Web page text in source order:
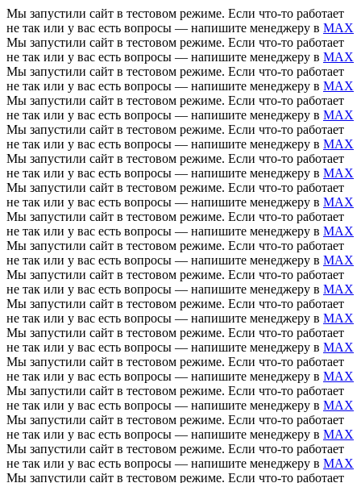
Мы запустили сайт в тестовом режиме. Если что-то работает
не так или у вас есть вопросы — напишите менеджеру в MAX
Мы запустили сайт в тестовом режиме. Если что-то работает
не так или у вас есть вопросы — напишите менеджеру в MAX
Мы запустили сайт в тестовом режиме. Если что-то работает
не так или у вас есть вопросы — напишите менеджеру в MAX
Мы запустили сайт в тестовом режиме. Если что-то работает
не так или у вас есть вопросы — напишите менеджеру в MAX
Мы запустили сайт в тестовом режиме. Если что-то работает
не так или у вас есть вопросы — напишите менеджеру в MAX
Мы запустили сайт в тестовом режиме. Если что-то работает
не так или у вас есть вопросы — напишите менеджеру в MAX
Мы запустили сайт в тестовом режиме. Если что-то работает
не так или у вас есть вопросы — напишите менеджеру в MAX
Мы запустили сайт в тестовом режиме. Если что-то работает
не так или у вас есть вопросы — напишите менеджеру в MAX
Мы запустили сайт в тестовом режиме. Если что-то работает
не так или у вас есть вопросы — напишите менеджеру в MAX
Мы запустили сайт в тестовом режиме. Если что-то работает
не так или у вас есть вопросы — напишите менеджеру в MAX
Мы запустили сайт в тестовом режиме. Если что-то работает
не так или у вас есть вопросы — напишите менеджеру в MAX
Мы запустили сайт в тестовом режиме. Если что-то работает
не так или у вас есть вопросы — напишите менеджеру в MAX
Мы запустили сайт в тестовом режиме. Если что-то работает
не так или у вас есть вопросы — напишите менеджеру в MAX
Мы запустили сайт в тестовом режиме. Если что-то работает
не так или у вас есть вопросы — напишите менеджеру в MAX
Мы запустили сайт в тестовом режиме. Если что-то работает
не так или у вас есть вопросы — напишите менеджеру в MAX
Мы запустили сайт в тестовом режиме. Если что-то работает
не так или у вас есть вопросы — напишите менеджеру в MAX
Мы запустили сайт в тестовом режиме. Если что-то работает